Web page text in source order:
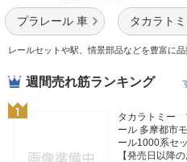
プラレール 車 タカラト
レールセットや駅、情景部品などを豊富に品
週間売れ筋ランキング
タカラトミー
ール 多摩都市
ール1000系セ
【発売日以降